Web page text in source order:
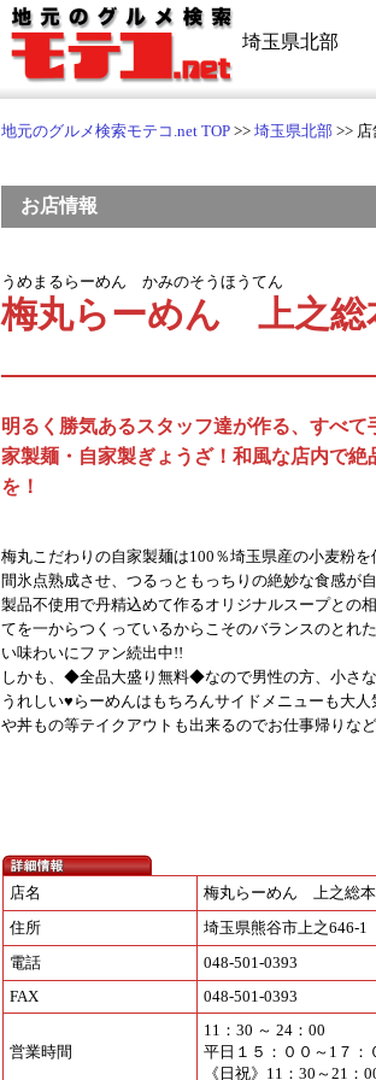
埼玉県北部
地元のグルメ検索モテコ.net TOP >> 埼玉県北部 >>
お店情報
うめまるらーめん かみのそうほうてん
梅丸らーめん 上之総
明るく勝気あるスタッフ達が作る、すべて
家製麺・自家製ぎょうざ！和風な店内で絶
を！
梅丸こだわりの自家製麺は100％埼玉県産の小麦粉を
間氷点熟成させ、つるっともっちりの絶妙な食感が
製品不使用で丹精込めて作るオリジナルスープとの
てを一からつくっているからこそのバランスのとれ
い味わいにファン続出中!!
しかも、◆全品大盛り無料◆なので男性の方、小さ
うれしい♥らーめんはもちろんサイドメニューも大
や丼もの等テイクアウトも出来るのでお仕事帰りな
店名
梅丸らーめん 上之総
住所
埼玉県熊谷市上之646-1
電話
048-501-0393
FAX
048-501-0393
営業時間
11：30 ～ 24：00
平日１５：００～1７：
《日祝》11：30～21：